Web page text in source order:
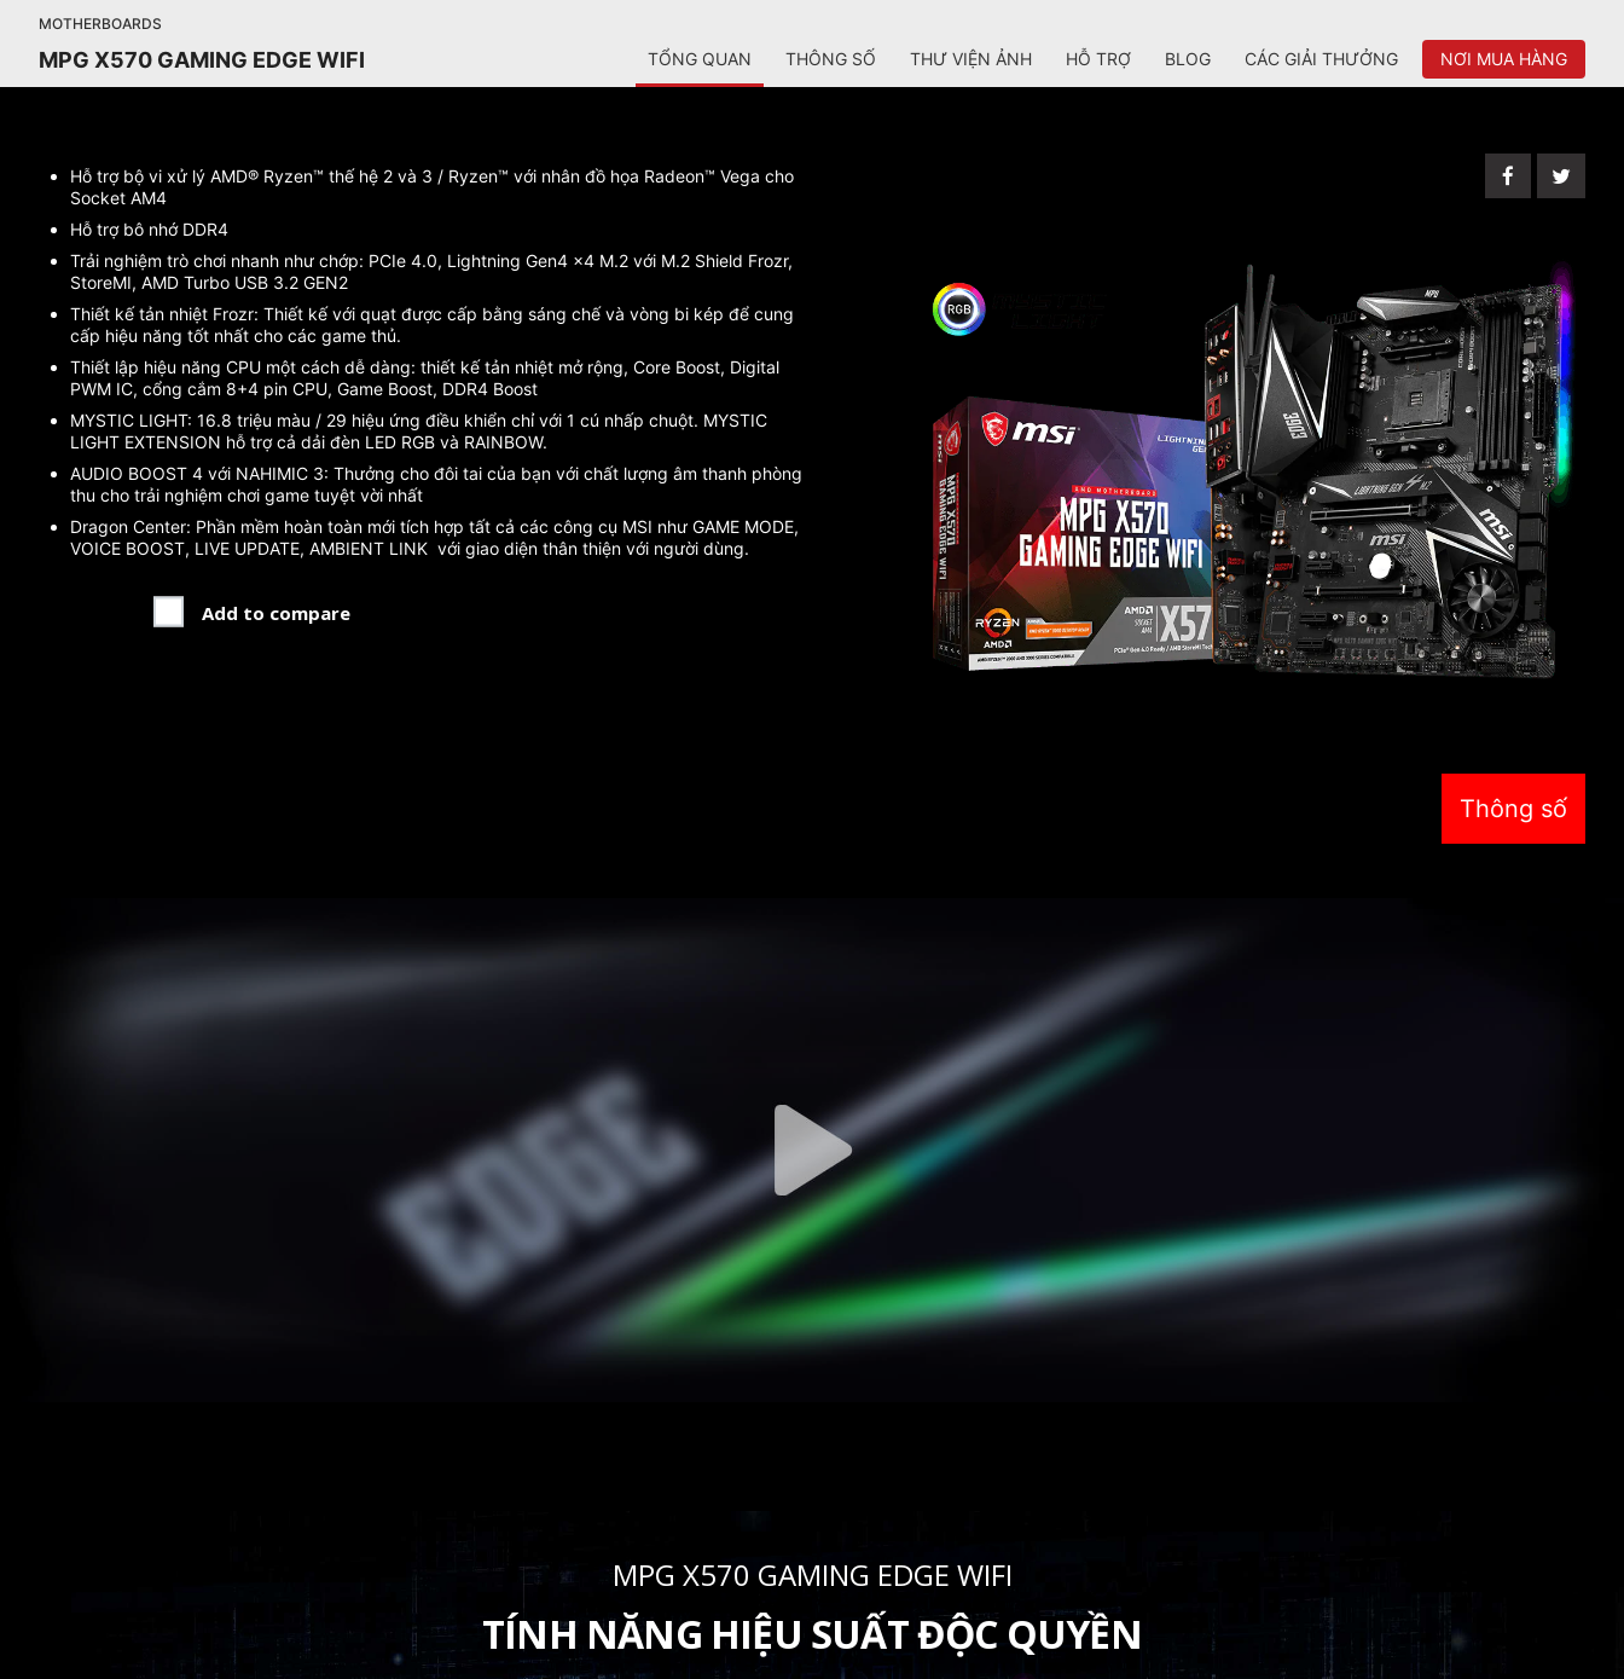
MOTHERBOARDS
MPG X570 GAMING EDGE WIFI TỔNG QUAN THÔNG SỐ THƯ VIỆN ẢNH HỖ TRỢ BLOG CÁC GIẢI THƯỞNG NƠI MUA HÀNG
Thông số
Hỗ trợ bộ vi xử lý AMD® Ryzen™ thế hệ 2 và 3 / Ryzen™ với nhân đồ họa Radeon™ Vega cho
Socket AM4
Hỗ trợ bô nhớ DDR4
Trải nghiệm trò chơi nhanh như chớp: PCIe 4.0, Lightning Gen4 x4 M.2 với M.2 Shield Frozr,
StoreMI, AMD Turbo USB 3.2 GEN2
Thiết kế tản nhiệt Frozr: Thiết kế với quạt được cấp bằng sáng chế và vòng bi kép để cung
cấp hiệu năng tốt nhất cho các game thủ.
Thiết lập hiệu năng CPU một cách dễ dàng: thiết kế tản nhiệt mở rộng, Core Boost, Digital
PWM IC, cổng cắm 8+4 pin CPU, Game Boost, DDR4 Boost
MYSTIC LIGHT: 16.8 triệu màu / 29 hiệu ứng điều khiển chỉ với 1 cú nhấp chuột. MYSTIC
LIGHT EXTENSION hỗ trợ cả dải đèn LED RGB và RAINBOW.
AUDIO BOOST 4 với NAHIMIC 3: Thưởng cho đôi tai của bạn với chất lượng âm thanh phòng
thu cho trải nghiệm chơi game tuyệt vời nhất
Dragon Center: Phần mềm hoàn toàn mới tích hợp tất cả các công cụ MSI như GAME MODE,
VOICE BOOST, LIVE UPDATE, AMBIENT LINKvới giao diện thân thiện với người dùng.
Add to compare
MPG X570 GAMING EDGE WIFI
TÍNH NĂNG HIỆU SUẤT ĐỘC QUYỀN